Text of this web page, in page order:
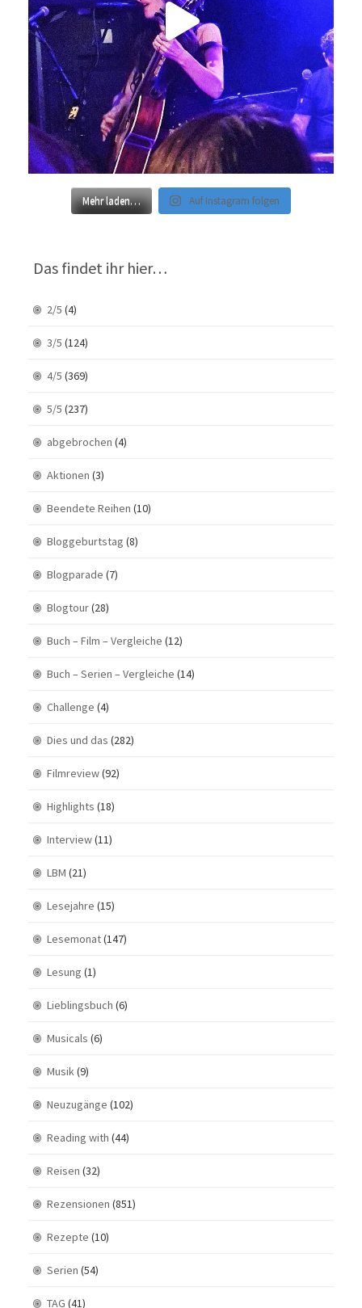
Mehr laden… Auf Instagram folgen
Das findet ihr hier…
2/5 (4)
3/5 (124)
4/5 (369)
5/5 (237)
abgebrochen (4)
Aktionen (3)
Beendete Reihen (10)
Bloggeburtstag (8)
Blogparade (7)
Blogtour(28)
Buch – Film – Vergleiche (12)
Buch – Serien – Vergleiche (14)
Challenge (4)
Dies und das (282)
Filmreview(92)
Highlights (18)
Interview(11)
LBM (21)
Lesejahre (15)
Lesemonat(147)
Lesung (1)
Lieblingsbuch (6)
Musicals (6)
Musik(9)
Neuzugänge (102)
Reading with (44)
Reisen (32)
Rezensionen (851)
Rezepte (10)
Serien (54)
TAG (41)